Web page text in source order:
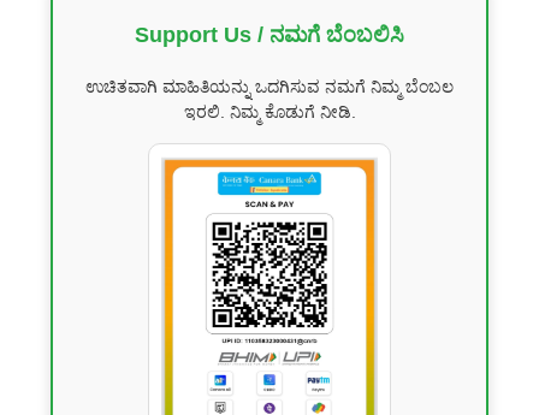
Support Us / ನಮಗೆ ಬೆಂಬಲಿಸಿ
ಉಚಿತವಾಗಿ ಮಾಹಿತಿಯನ್ನು ಒದಗಿಸುವ ನಮಗೆ ನಿಮ್ಮ ಬೆಂಬಲ
ಇರಲಿ. ನಿಮ್ಮ ಕೊಡುಗೆ ನೀಡಿ.